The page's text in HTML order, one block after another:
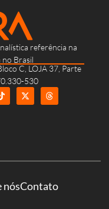
referência na
Brasil
C, LOJA 37, Parte
530
nósContato